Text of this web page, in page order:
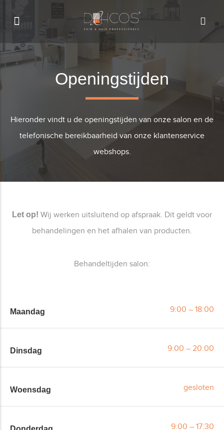
Openingstijden
Hieronder vindt u de openingstijden van onze salon en de
telefonische bereikbaarheid van onze klantenservice
webshops.
Let op! Wij werken uitsluitend op afspraak. Dit geldt voor
behandelingen en het afhalen van producten.
Behandeltijden salon:
Maandag 9:00 – 18:00
Dinsdag 9:00 – 20:00
Woensdag gesloten
9:00 – 17:30